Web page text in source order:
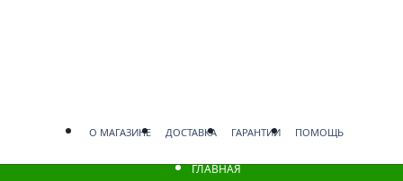
О МАГАЗИНЕ ДОСТАВКА ГАРАНТИИ ПОМОЩЬ
ГЛАВНАЯ